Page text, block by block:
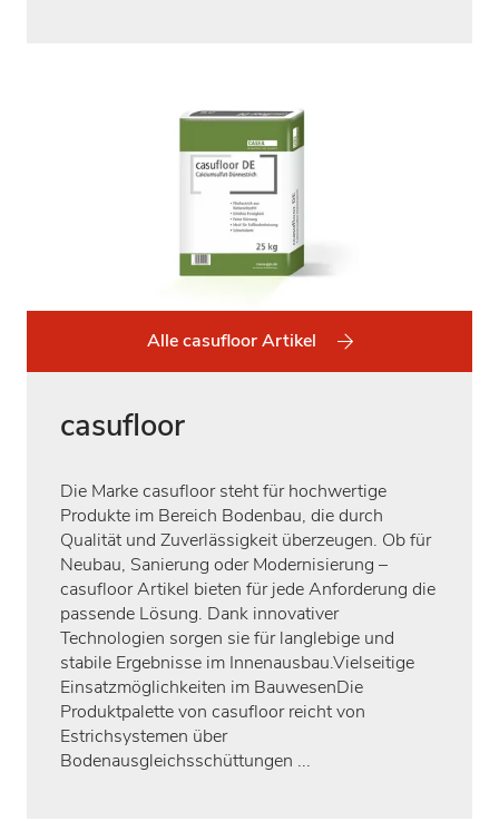
Alle casufloor Artikel
casufloor
Die Marke casufloor steht für hochwertige
Produkte im Bereich Bodenbau, die durch
Qualität und Zuverlässigkeit überzeugen. Ob für
Neubau, Sanierung oder Modernisierung –
casufloor Artikel bieten für jede Anforderung die
passende Lösung. Dank innovativer
Technologien sorgen sie für langlebige und
stabile Ergebnisse im Innenausbau.Vielseitige
Einsatzmöglichkeiten im BauwesenDie
Produktpalette von casufloor reicht von
Estrichsystemen über
Bodenausgleichsschüttungen ...